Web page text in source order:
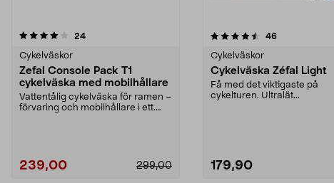
24recensioner
Cykelväskor
Zefal Console Pack T1
cykelväska med mobilhållare
Vattentålig cykelväska för ramen –
förvaring och mobilhållare i ett.
239,00 299,00
4.5 av 5 stjärnor 46recensioner
Cykelväskor
Cykelväska Zéfal Light
Få med det viktigaste på
cykelturen. Ultralät...
179,90
4.5 av 5 stjärnor